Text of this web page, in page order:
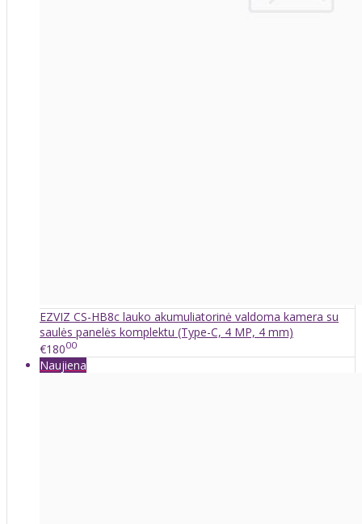
EZVIZ CS-HB8c lauko akumuliatorinė valdoma kamera su
saulės panelės komplektu (Type-C, 4 MP, 4 mm)
€18000
Naujiena